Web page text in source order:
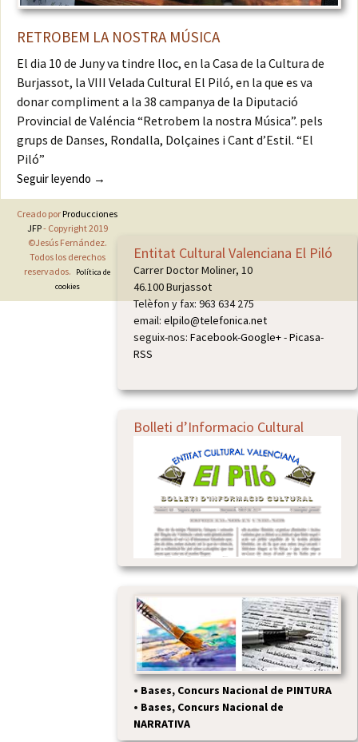
RETROBEM LA NOSTRA MÚSICA
El dia 10 de Juny va tindre lloc, en la Casa de la Cultura de
Burjassot, la VIII Velada Cultural El Piló, en la que es va
donar compliment a la 38 campanya de la Diputació
Provincial de Valéncia “Retrobem la nostra Música”. pels
grups de Danses, Rondalla, Dolçaines i Cant d’Estil. “El
Piló”
Seguir leyendo RESENYA VIII VELADA CULTURAL- RETROBEM LA
→
Entitat Cultural Valenciana El Piló
Carrer Doctor Moliner, 10
46.100 Burjassot
Telèfon y fax: 963 634 275
email: elpilo@telefonica.net
seguix-nos: Facebook-Google+-Picasa-
RSS
Bolleti d’Informacio Cultural
• Bases, Concurs Nacional de PINTURA
• Bases, Concurs Nacional de
NARRATIVA
Creado por Producciones
JFP- Copyright 2019
©Jesús Fernández.
Todos los derechos
reservados.
Política de
cookies